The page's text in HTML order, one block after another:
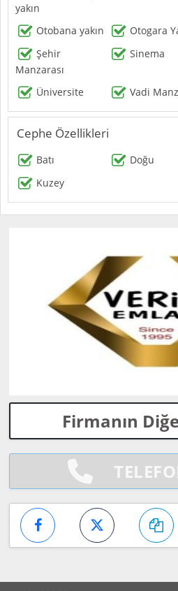
yakın
Otobana yakın Otogara
Şehir
Manzarası
Sinema
Üniversite Vadi
Cephe Özellikleri
Batı Doğu
Kuzey
Firmanın